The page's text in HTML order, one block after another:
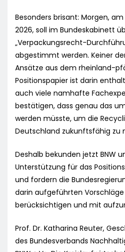
Besonders brisant: Morgen, am
2026, soll im Bundeskabinett
„Verpackungsrecht-
abgestimmt werden. Keiner
Ansätze aus dem rheinland-
Positionspapier ist darin
auch viele namhafte
bestätigen, dass genau das
werden müsste, um die
Deutschland zukunftsfähig zu
Deshalb bekunden jetzt BNW
Unterstützung für das
und fordern die
darin aufgeführten Vorschläge
berücksichtigen und mit
Prof. Dr. Katharina Reuter,
des Bundesverbands